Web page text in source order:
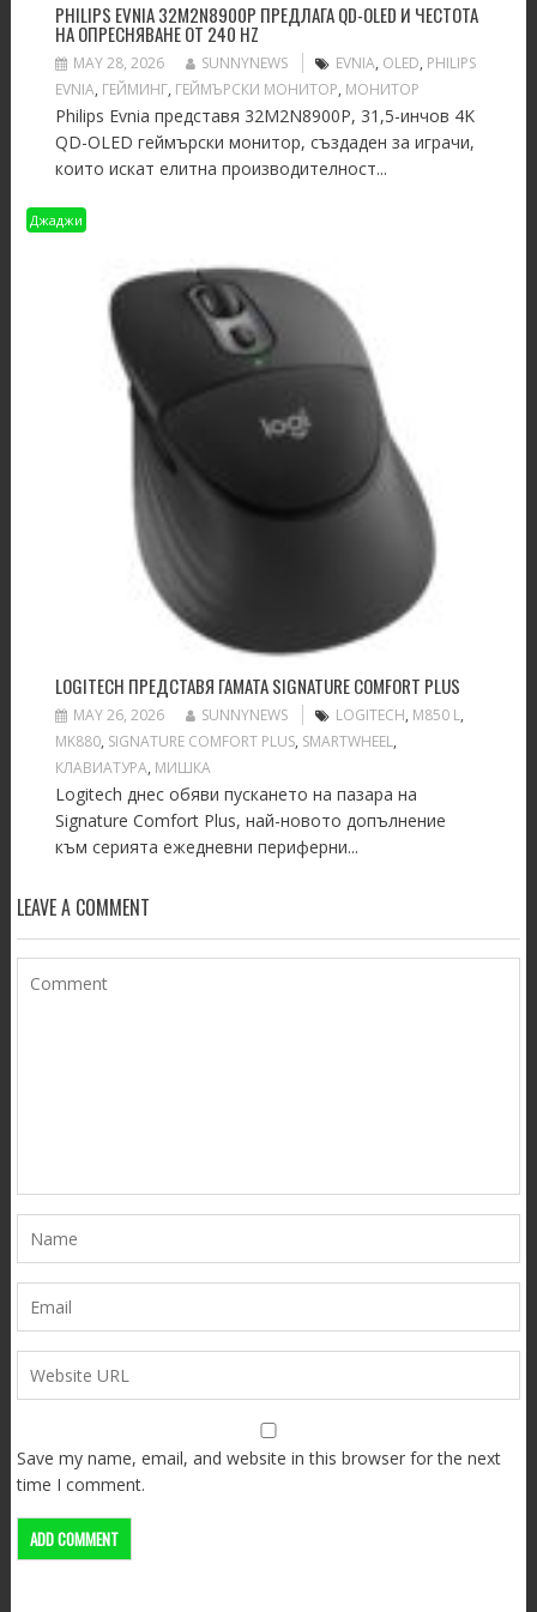
PHILIPS EVNIA 32M2N8900P ПРЕДЛАГА QD-OLED И ЧЕСТОТА
НА ОПРЕСНЯВАНЕ ОТ 240 HZ
MAY 28, 2026 SUNNYNEWS EVNIA, OLED, PHILIPS
EVNIA, ГЕЙМИНГ, ГЕЙМЪРСКИ МОНИТОР, МОНИТОР
Philips Evnia представя 32M2N8900P, 31,5-инчов 4K
QD-OLED геймърски монитор, създаден за играчи,
които искат елитна производителност...
Джаджи
LOGITECH ПРЕДСТАВЯ ГАМАТА SIGNATURE COMFORT PLUS
MAY 26, 2026 SUNNYNEWS LOGITECH, M850 L,
MK880, SIGNATURE COMFORT PLUS, SMARTWHEEL,
КЛАВИАТУРА, МИШКА
Logitech днес обяви пускането на пазара на
Signature Comfort Plus, най-новото допълнение
към серията ежедневни периферни...
LEAVE A COMMENT
Save my name, email, and website in this browser for the next
time I comment.